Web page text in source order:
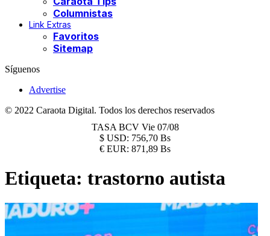
Columnistas
Link Extras
Favoritos
Sitemap
Síguenos
Advertise
© 2022 Caraota Digital. Todos los derechos reservados
TASA BCV Vie 07/08
$ USD: 756,70 Bs
€ EUR: 871,89 Bs
Etiqueta: trastorno autista